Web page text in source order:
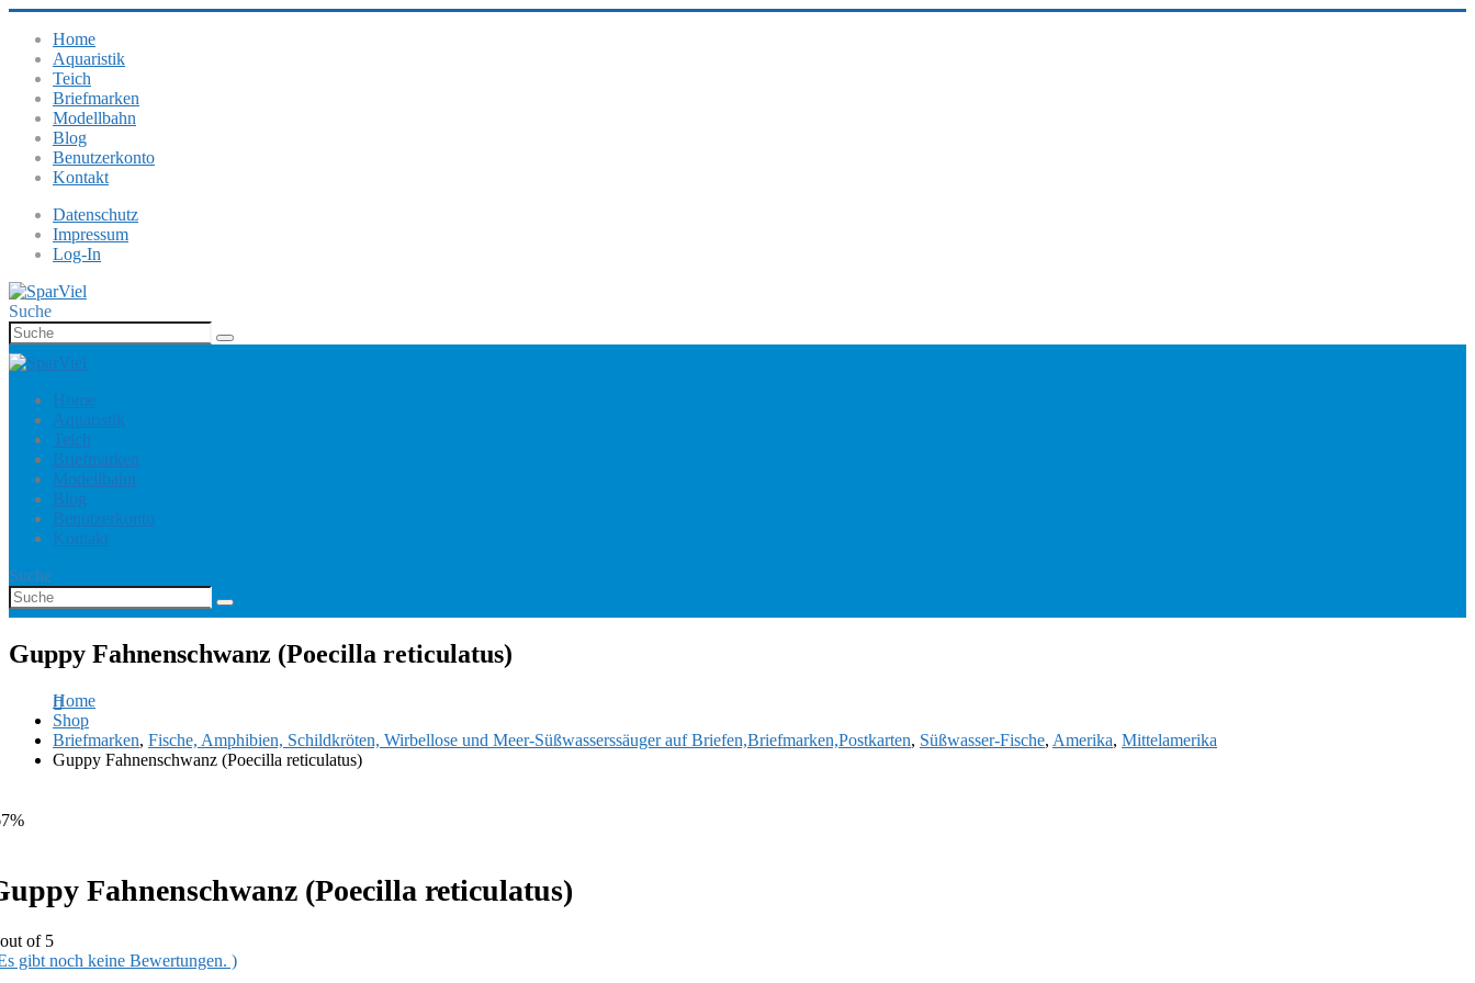
Home
Aquaristik
Teich
Briefmarken
Modellbahn
Blog
Benutzerkonto
Kontakt
Datenschutz
Impressum
Log-In
Suche
Home
Aquaristik
Teich
Briefmarken
Modellbahn
Blog
Benutzerkonto
Kontakt
Suche
Guppy Fahnenschwanz (Poecilla reticulatus)
Home
Shop
Briefmarken, Fische, Amphibien, Schildkröten, Wirbellose und Meer-Süßwasserssäuger auf Briefen,Briefmarken,Postkarten, Süßwasser-Fische, Amerika, Mittelamerika
Guppy Fahnenschwanz (Poecilla reticulatus)
Fahnenschwanz (Poecilla reticulatus)
of 5
gibt noch keine Bewertungen. )